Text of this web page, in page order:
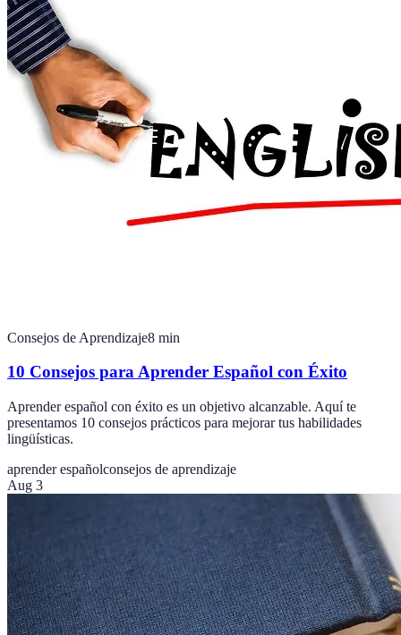
Consejos de Aprendizaje8 min
10 Consejos para Aprender Español con Éxito
Aprender español con éxito es un objetivo alcanzable. Aquí te
presentamos 10 consejos prácticos para mejorar tus habilidades
lingüísticas.
aprender españolconsejos de aprendizaje
Aug 3